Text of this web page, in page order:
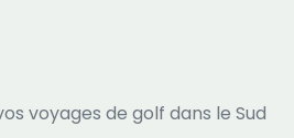
voyages de golf dans le Sud